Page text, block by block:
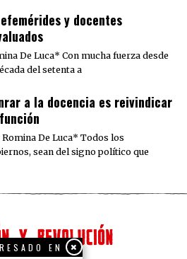
y docentes
De Luca* Con mucha fuerza desde
del setenta a
a la docencia es reivindicar
De Luca* Todos los
sean del signo político que
EN